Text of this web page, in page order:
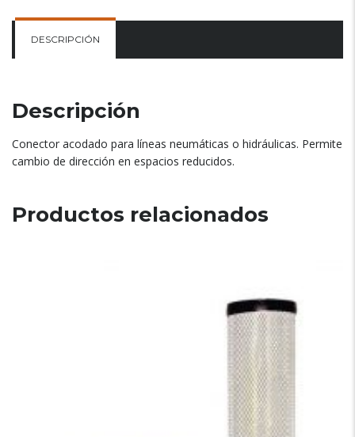
DESCRIPCIÓN
Descripción
Conector acodado para líneas neumáticas o hidráulicas. Permite
cambio de dirección en espacios reducidos.
Productos relacionados